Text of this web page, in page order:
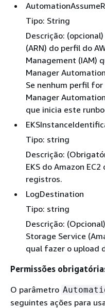
Tipo: String
Descrição:
(ARN) do perfil do
Management (IAM)
Manager
Se nenhum perfil
Manager
que inicia este
Tipo: string
Descrição:
EKS do Amazon
registros.
LogDestination
Tipo: string
Descrição:
Storage Service
qual fazer o upload
Permissões
O parâmetro
seguintes ações para